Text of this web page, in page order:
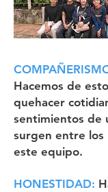
Hacemos de
quehacer
sentimientos de
surgen entre
este equipo.
HONESTIDAD: